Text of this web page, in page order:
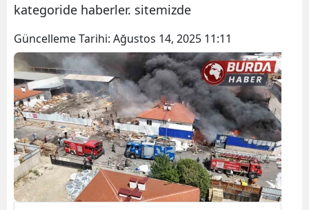
kategoride haberler. sitemizde
Güncelleme Tarihi: Ağustos 14, 2025 11:11